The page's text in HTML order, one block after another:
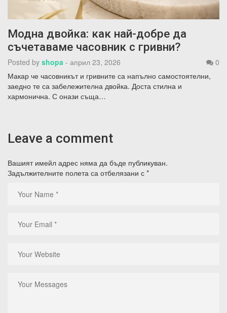
Модна двойка: как най-добре да
съчетаваме часовник с гривни?
Posted by shopa - април 23, 2026
0
Макар че часовникът и гривните са напълно самостоятелни,
заедно те са забележителна двойка. Доста стилна и
хармонична. С онази съща…
Leave a comment
Вашият имейл адрес няма да бъде публикуван.
Задължителните полета са отбелязани с *